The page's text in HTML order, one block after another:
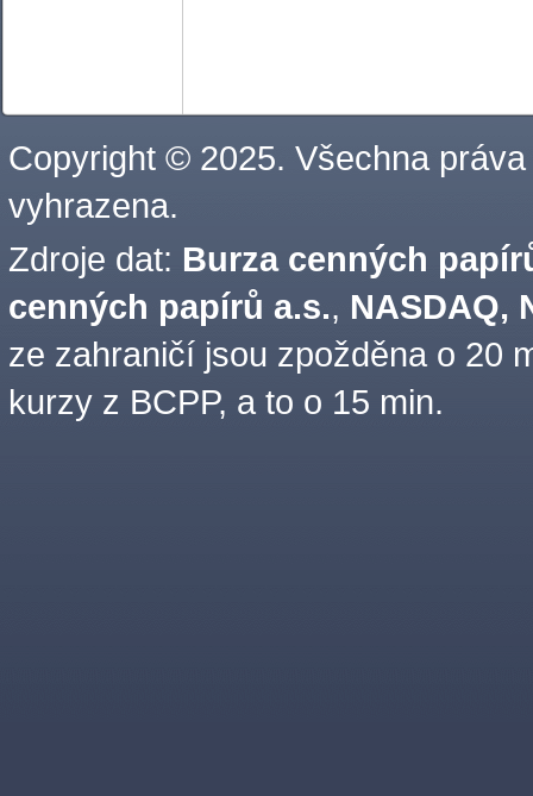
Copyright © 2025. Všechna práva
vyhrazena.
Zdroje dat: Burza cenných
cenných papírů a.s., NASDAQ,
ze zahraničí jsou zpožděna o 20
kurzy z BCPP, a to o 15 min.